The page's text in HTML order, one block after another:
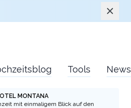
Tools News
MONTANA
mit einmaligem Blick auf den